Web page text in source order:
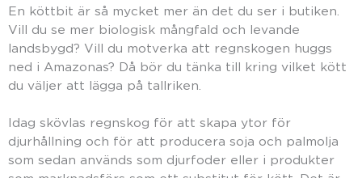
En köttbit är så mycket mer än det du ser i butiken.
Vill du se mer biologisk mångfald och levande
landsbygd? Vill du motverka att regnskogen huggs
ned i Amazonas? Då bör du tänka till kring vilket kött
du väljer att lägga på tallriken.
Idag skövlas regnskog för att skapa ytor för
djurhållning och för att producera soja och palmolja
som sedan används som djurfoder eller i produkter